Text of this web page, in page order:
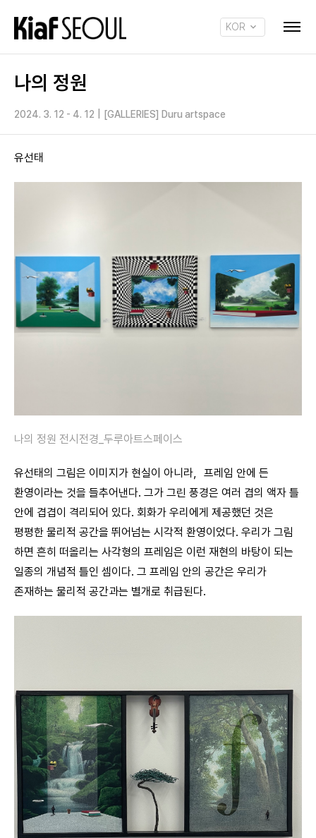
KOR
나의 정원
2024. 3. 12 - 4. 12 [GALLERIES] Duru artspace
유선태
나의 정원 전시전경_두루아트스페이스
유선태의 그림은 이미지가 현실이 아니라，프레임 안에 든
환영이라는 것을 들추어낸다. 그가 그린 풍경은 여러 겹의 액자 틀
안에 겹겹이 격리되어 있다. 회화가 우리에게 제공했던 것은
평평한 물리적 공간을 뛰어넘는 시각적 환영이었다. 우리가 그림
하면 흔히 떠올리는 사각형의 프레임은 이런 재현의 바탕이 되는
일종의 개념적 틀인 셈이다. 그 프레임 안의 공간은 우리가
존재하는 물리적 공간과는 별개로 취급된다.